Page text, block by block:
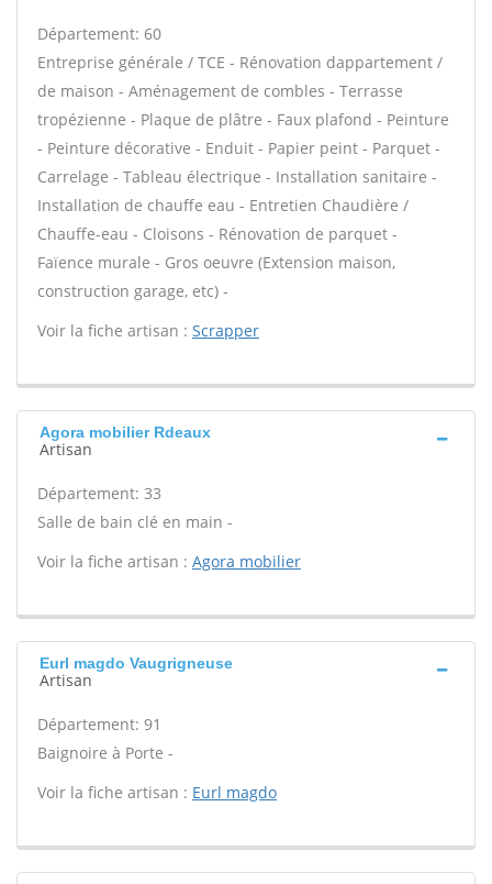
Département: 60
Entreprise générale / TCE - Rénovation dappartement /
de maison - Aménagement de combles - Terrasse
tropézienne - Plaque de plâtre - Faux plafond - Peinture
- Peinture décorative - Enduit - Papier peint - Parquet -
Carrelage - Tableau électrique - Installation sanitaire -
Installation de chauffe eau - Entretien Chaudière /
Chauffe-eau - Cloisons - Rénovation de parquet -
Faïence murale - Gros oeuvre (Extension maison,
construction garage, etc) -
Voir la fiche artisan : Scrapper
Agora mobilier Rdeaux
Artisan
Département: 33
Salle de bain clé en main -
Voir la fiche artisan : Agora mobilier
Eurl magdo Vaugrigneuse
Artisan
Département: 91
Baignoire à Porte -
Voir la fiche artisan : Eurl magdo